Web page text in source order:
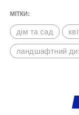
МІТКИ:
дім та сад
ландшафтний